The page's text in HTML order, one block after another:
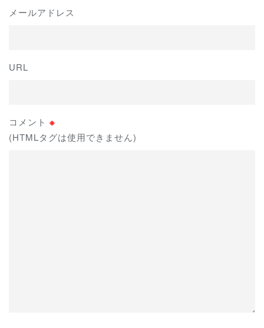
メールアドレス
URL
コメント ※
(HTMLタグは使用できません)